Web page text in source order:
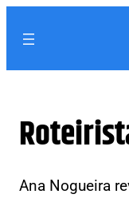
Ana Nogueira